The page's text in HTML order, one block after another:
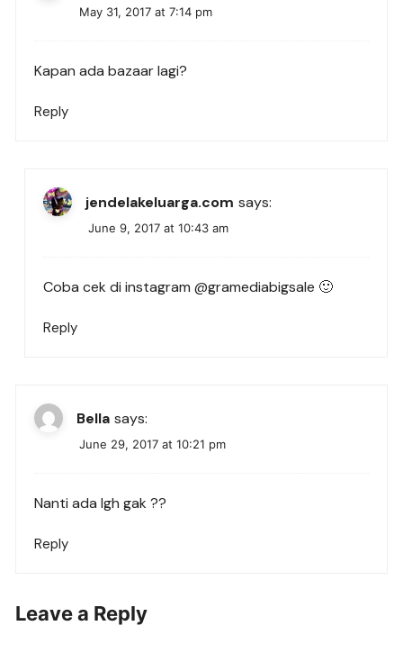
May 31, 2017 at 7:14 pm
Kapan ada bazaar lagi?
Reply
jendelakeluarga.com says:
June 9, 2017 at 10:43 am
Coba cek di instagram @gramediabigsale 🙂
Reply
Bella says:
June 29, 2017 at 10:21 pm
Nanti ada lgh gak ??
Reply
Leave a Reply